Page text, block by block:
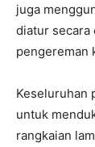
juga
diatur secara
pengereman
Keseluruhan
untuk
rangkaian